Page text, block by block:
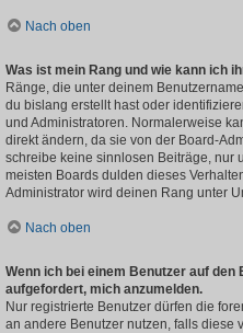
Nach oben
Was ist mein Rang und wie kann ich
Ränge, die unter deinem
du bislang erstellt hast oder
und Administratoren. Normalerweise
direkt ändern, da sie von der Board-
schreibe keine sinnlosen Beiträge,
meisten Boards dulden dieses
Administrator wird deinen Rang unter
Nach oben
Wenn ich bei einem Benutzer auf den
aufgefordert, mich anzumelden.
Nur registrierte Benutzer dürfen die
an andere Benutzer nutzen, falls diese